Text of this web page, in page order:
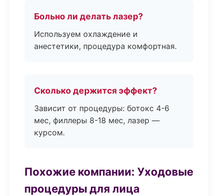
Больно ли делать лазер?
Используем охлаждение и
анестетики, процедура комфортная.
Сколько держится эффект?
Зависит от процедуры: ботокс 4-6
мес, филлеры 8-18 мес, лазер —
курсом.
Похожие компании: Уходовые
процедуры для лица